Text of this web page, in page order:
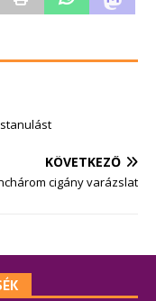
KÖVETKEZŐ
cigány varázslat